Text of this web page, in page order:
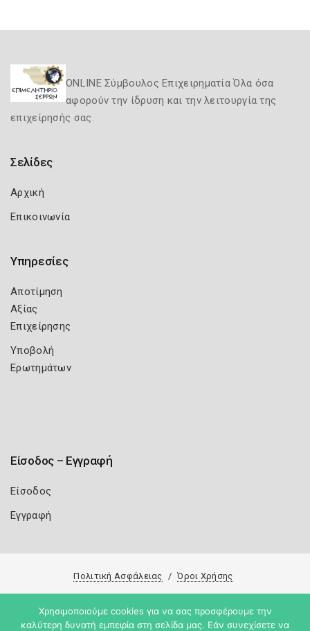
ONLINE Σύμβουλος Επιχειρηματία Όλα όσα
αφορούν την ίδρυση και την λειτουργία της
επιχείρησής σας.
Σελίδες
Αρχική
Επικοινωνία
Υπηρεσίες
Αποτίμηση
Αξίας
Επιχείρησης
Υποβολή
Ερωτημάτων
Είσοδος – Εγγραφή
Είσοδος
Εγγραφή
Πολιτική Ασφάλειας Όροι Χρήσης
Copyright 2026 Knowledge A.E.
Χρησιμοποιούμε cookies για να σας προσφέρουμε την
καλύτερη δυνατή εμπειρία στη σελίδα μας. Εάν συνεχίσετε να